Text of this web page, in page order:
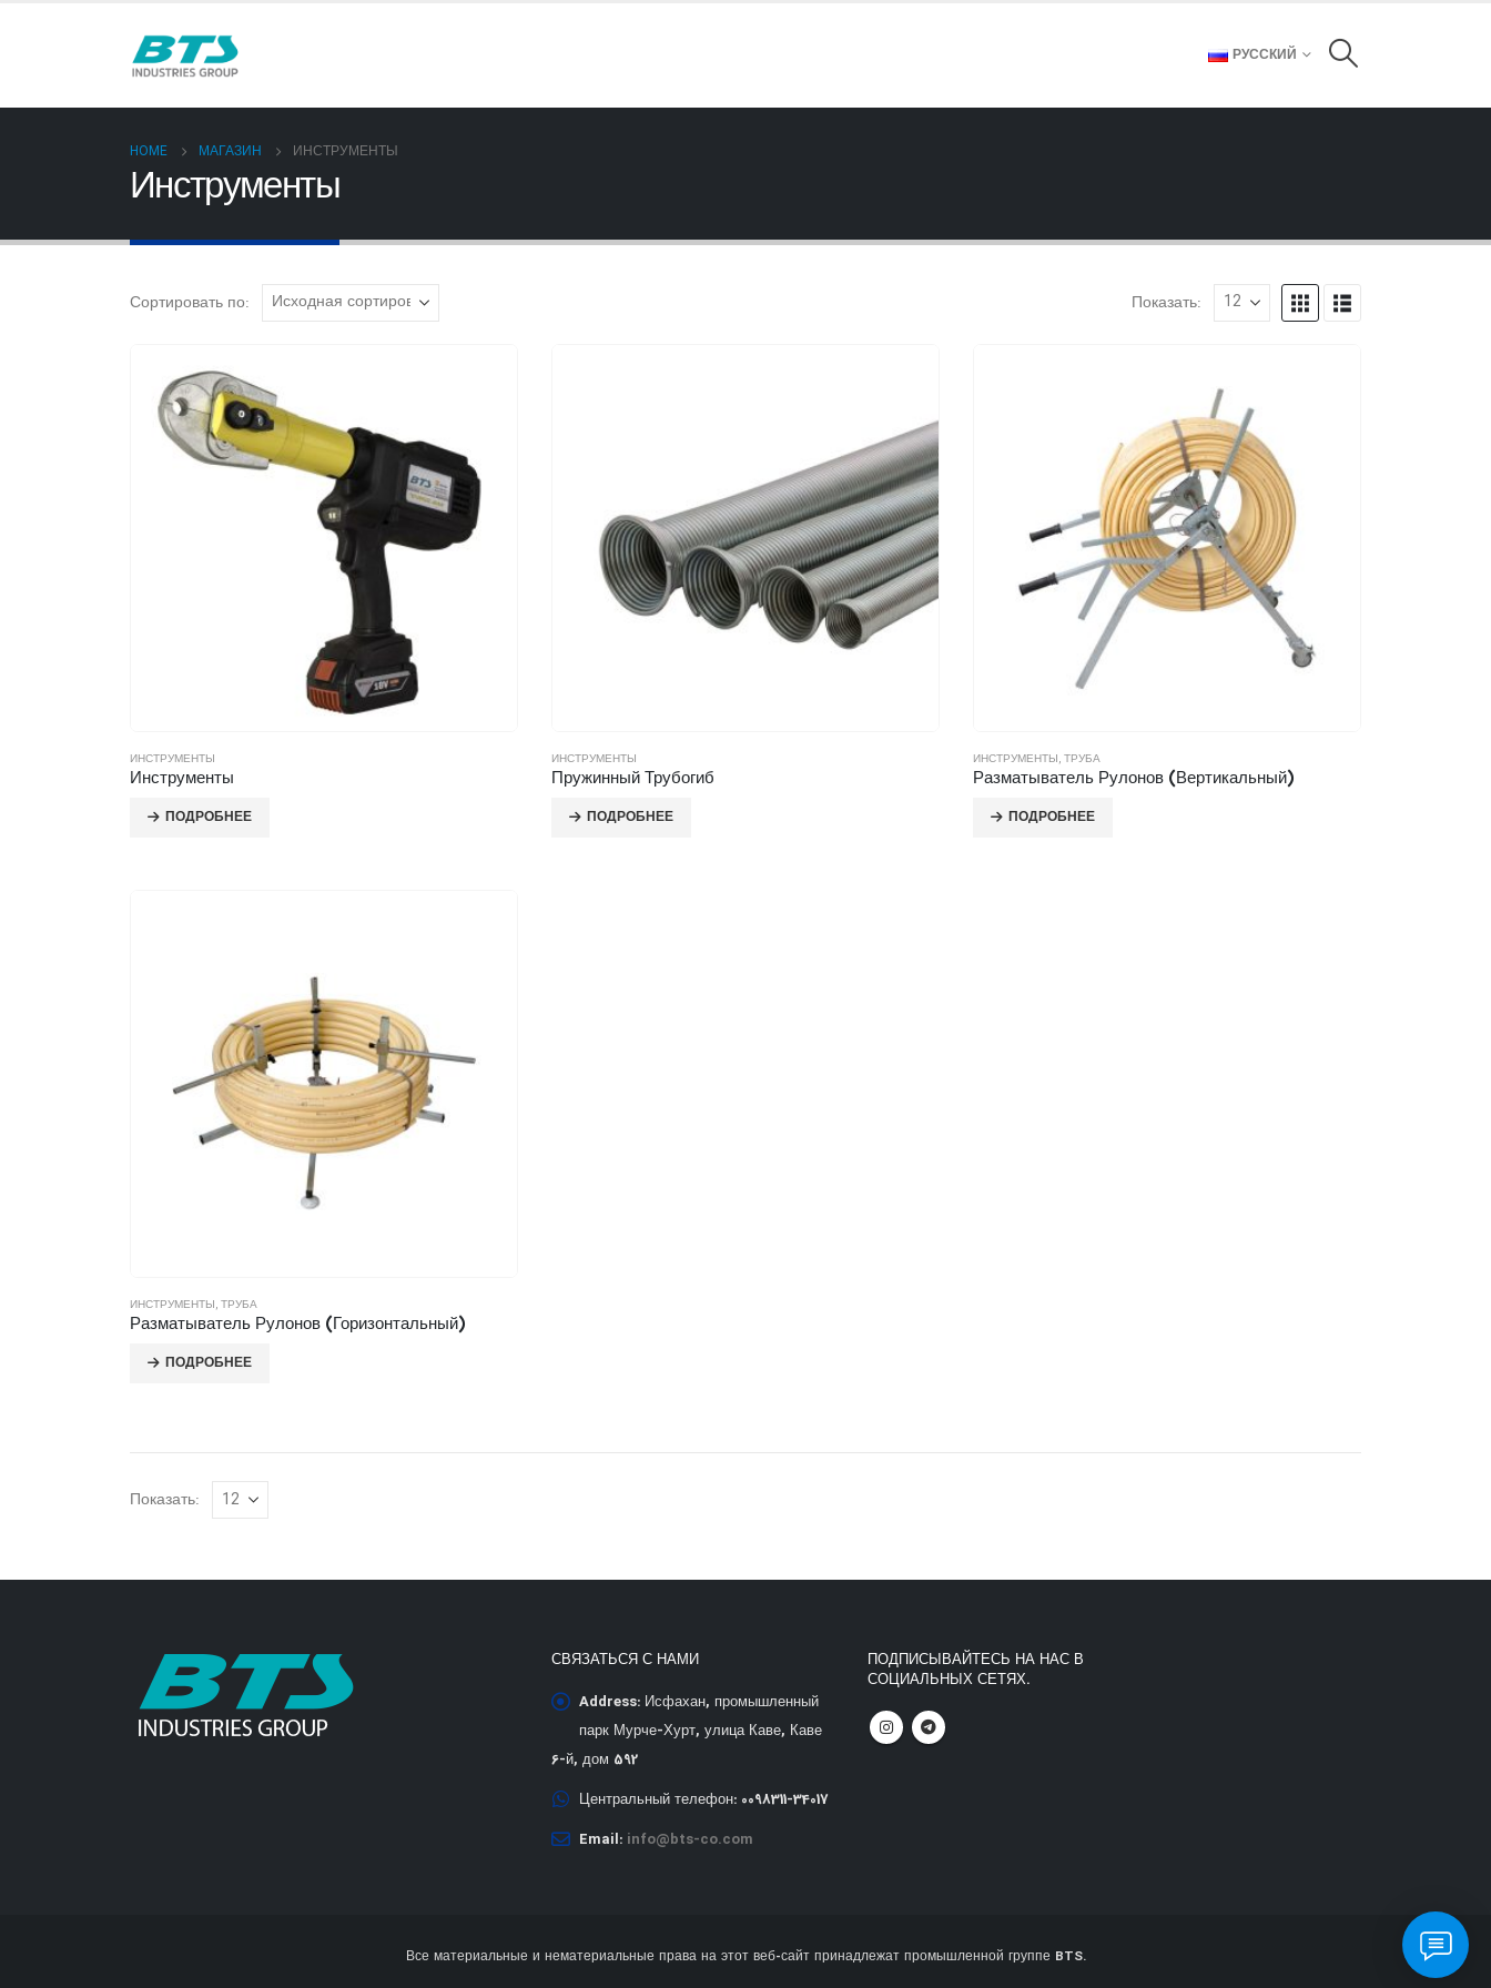
РУССКИЙ
HOME МАГАЗИН ИНСТРУМЕНТЫ
Инструменты
Сортировать по: Показать:
ИНСТРУМЕНТЫ
Инструменты
ПОДРОБНЕЕ
ИНСТРУМЕНТЫ
Пружинный Трубогиб
ПОДРОБНЕЕ
ИНСТРУМЕНТЫ, ТРУБА
Разматыватель Рулонов (Вертикальный)
ПОДРОБНЕЕ
ИНСТРУМЕНТЫ, ТРУБА
Разматыватель Рулонов (Горизонтальный)
ПОДРОБНЕЕ
Показать:
СВЯЗАТЬСЯ С НАМИ
Address: Исфахан, промышленный
парк Мурче-Хурт, улица Каве, Каве
6-й, дом 592
Центральный телефон: 0098311-34017
Email: info@bts-co.com
ПОДПИСЫВАЙТЕСЬ НА НАС В
СОЦИАЛЬНЫХ СЕТЯХ.
Все материальные и нематериальные права на этот веб-сайт принадлежат промышленной группе BTS.